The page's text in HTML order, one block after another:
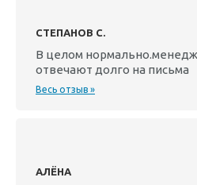
СТЕПАНОВ С.
В целом
отвечают долго на письма
Весь отзыв »
АЛЁНА